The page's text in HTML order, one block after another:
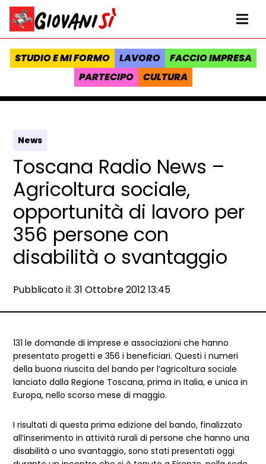
Vai al contenuto
Homepage Giovanisì - Progetto della Regione Toscana
STUDIO E MI FORMO LAVORO
FACCIO IMPRESA
PARTECIPO
CULTURA
News
Toscana Radio News –
Agricoltura sociale,
opportunità di lavoro per
356 persone con
disabilità o svantaggio
Data e ora:
Pubblicato il: 31 Ottobre 2012 13:45
Dettagli articolo
131 le domande di imprese e associazioni che hanno
presentato progetti e 356 i beneficiari. Questi i numeri
della buona riuscita del bando per l’agricoltura sociale
lanciato dalla Regione Toscana, prima in Italia, e unica in
Europa, nello scorso mese di maggio.
I risultati di questa prima edizione del bando, finalizzato
all’inserimento in attività rurali di persone che hanno una
disabilità o uno svantaggio, sono stati presentati oggi